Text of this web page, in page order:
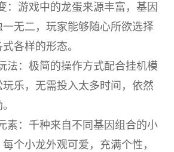
游戏中的龙蛋来源丰富，基因
无二，玩家能够随心所欲选择
各样的形态。
：极简的操作方式配合挂机模
乐，无需投入太多时间，依然
：千种来自不同基因组合的小
个小龙外观可爱，充满个性，